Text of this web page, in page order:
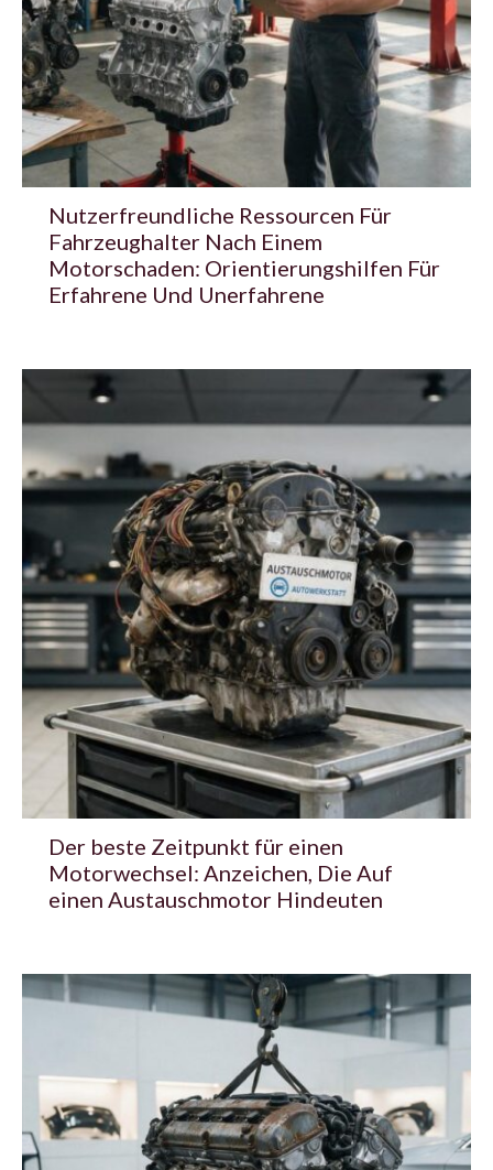
Nutzerfreundliche Ressourcen Für
Fahrzeughalter Nach Einem
Motorschaden: Orientierungshilfen Für
Erfahrene Und Unerfahrene
Der beste Zeitpunkt für einen
Motorwechsel: Anzeichen, Die Auf
einen Austauschmotor Hindeuten